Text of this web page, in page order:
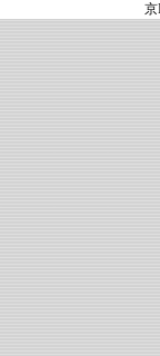
京